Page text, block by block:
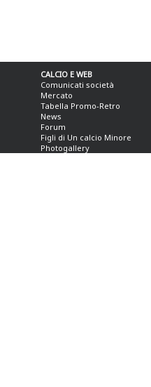
CALCIO E WEB
Comunicati società
Mercato
Tabella Promo-Retro
News
Forum
Figli di Un calcio Minore
Photogallery